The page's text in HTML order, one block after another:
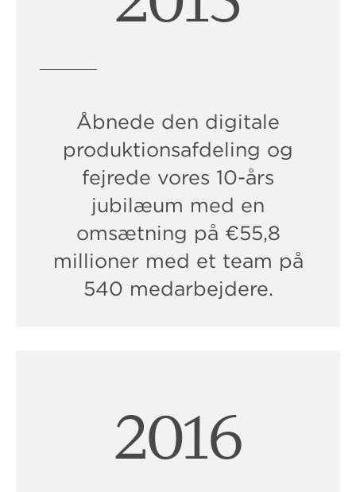
Åbnede den digitale
produktionsafdeling og
fejrede vores 10-års
jubilæum med en
omsætning på €55,8
millioner med et team på
540 medarbejdere.
2018